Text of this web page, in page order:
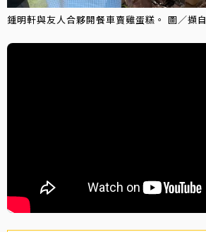
鍾明軒與友人合夥開餐車賣雞蛋糕。 圖／擷自